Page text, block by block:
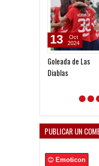
Goleada de Las
Diablas
13
Oct
2024
PUBLICAR UN
Emoticon